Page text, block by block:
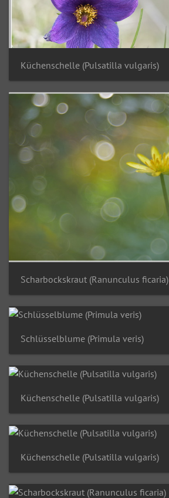
Küchenschelle (Pulsatilla vulgaris)
Scharbockskraut (Ranunculus ficaria)
Schlüsselblume (Primula veris)
Küchenschelle (Pulsatilla vulgaris)
Küchenschelle (Pulsatilla vulgaris)